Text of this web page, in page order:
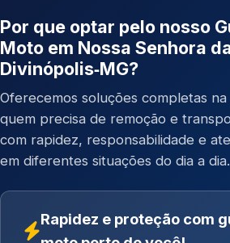
Por que optar pelo nosso
Moto em Nossa Senhora
Divinópolis‑MG?
Oferecemos soluções completas
quem precisa de remoção e
com rapidez, responsabilidade e
em diferentes situações do dia a dia.
Rapidez e proteção com